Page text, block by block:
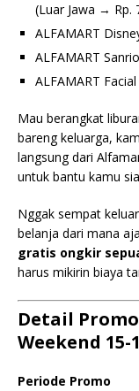
(Luar Jawa → Rp.
ALFAMART
ALFAMART
ALFAMART
Mau berangkat
bareng keluarga,
langsung dari
untuk bantu kamu
Nggak sempat
belanja dari mana
gratis ongkir
harus mikirin biaya
Detail
Weekend 15-
Periode Promo